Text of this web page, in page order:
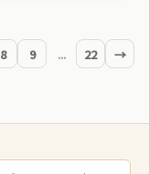
8 9 ... 22 →